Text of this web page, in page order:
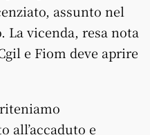
assunto nel
La vicenda, resa nota
e Fiom deve aprire
all’accaduto e